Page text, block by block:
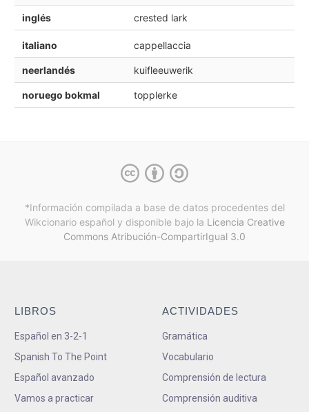
inglés crested lark
italiano cappellaccia
neerlandés kuifleeuwerik
noruego bokmal topplerke
*Información compilada a base de datos procedentes del
Wikcionario español y disponible bajo la Licencia Creative
Commons Atribución-CompartirIgual 3.0
LIBROS
Español en 3-2-1
Spanish To The Point
Español avanzado
Vamos a practicar
ACTIVIDADES
Gramática
Vocabulario
Comprensión de lectura
Comprensión auditiva